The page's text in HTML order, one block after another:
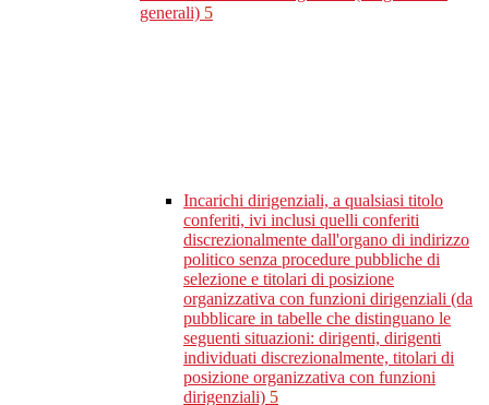
generali) 5
Incarichi dirigenziali, a qualsiasi titolo
conferiti, ivi inclusi quelli conferiti
discrezionalmente dall'organo di indirizzo
politico senza procedure pubbliche di
selezione e titolari di posizione
organizzativa con funzioni dirigenziali (da
pubblicare in tabelle che distinguano le
seguenti situazioni: dirigenti, dirigenti
individuati discrezionalmente, titolari di
posizione organizzativa con funzioni
dirigenziali) 5